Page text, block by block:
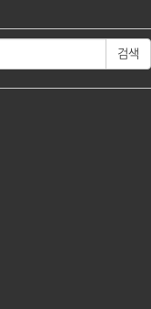
검색